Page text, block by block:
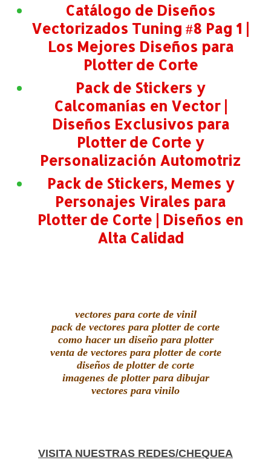
Catálogo de Diseños
Vectorizados Tuning #8 Pag 1 |
Los Mejores Diseños para
Plotter de Corte
Pack de Stickers y
Calcomanías en Vector |
Diseños Exclusivos para
Plotter de Corte y
Personalización Automotriz
Pack de Stickers, Memes y
Personajes Virales para
Plotter de Corte | Diseños en
Alta Calidad
vectores para corte de vinil
pack de vectores para plotter de corte
como hacer un diseño para plotter
venta de vectores para plotter de corte
diseños de plotter de corte
imagenes de plotter para dibujar
vectores para vinilo
VISITA NUESTRAS REDES/CHEQUEA